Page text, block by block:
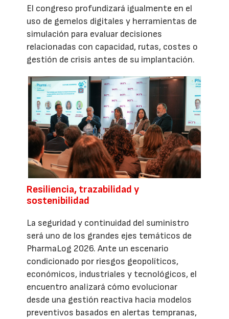
El congreso profundizará igualmente en el
uso de gemelos digitales y herramientas de
simulación para evaluar decisiones
relacionadas con capacidad, rutas, costes o
gestión de crisis antes de su implantación.
Resiliencia, trazabilidad y
sostenibilidad
La seguridad y continuidad del suministro
será uno de los grandes ejes temáticos de
PharmaLog 2026. Ante un escenario
condicionado por riesgos geopolíticos,
económicos, industriales y tecnológicos, el
encuentro analizará cómo evolucionar
desde una gestión reactiva hacia modelos
preventivos basados en alertas tempranas,